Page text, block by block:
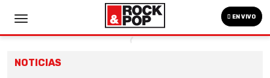
EN VIVO
NOTICIAS